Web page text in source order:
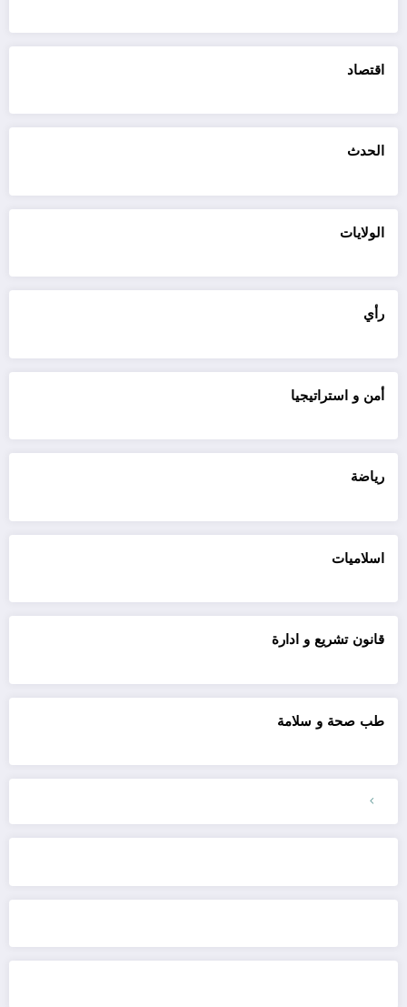
اقتصاد
الحدث
الولايات
رأي
أمن و استراتيجيا
رياضة
اسلاميات
قانون تشريع و ادارة
طب صحة و سلامة